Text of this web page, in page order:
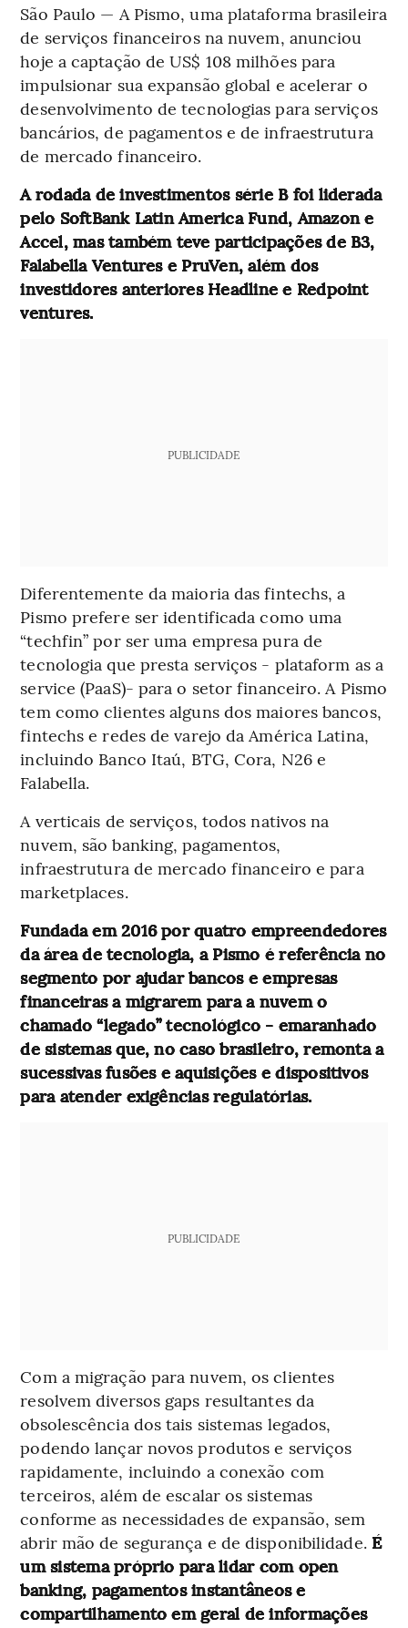
São Paulo — A Pismo, uma plataforma brasileira
de serviços financeiros na nuvem, anunciou
hoje a captação de US$ 108 milhões para
impulsionar sua expansão global e acelerar o
desenvolvimento de tecnologias para serviços
bancários, de pagamentos e de infraestrutura
de mercado financeiro.
A rodada de investimentos série B foi liderada
pelo SoftBank Latin America Fund, Amazon e
Accel, mas também teve participações de B3,
Falabella Ventures e PruVen, além dos
investidores anteriores Headline e Redpoint
ventures.
PUBLICIDADE
Diferentemente da maioria das fintechs, a
Pismo prefere ser identificada como uma
“techfin” por ser uma empresa pura de
tecnologia que presta serviços - plataform as a
service (PaaS)- para o setor financeiro. A Pismo
tem como clientes alguns dos maiores bancos,
fintechs e redes de varejo da América Latina,
incluindo Banco Itaú, BTG, Cora, N26 e
Falabella.
A verticais de serviços, todos nativos na
nuvem, são banking, pagamentos,
infraestrutura de mercado financeiro e para
marketplaces.
Fundada em 2016 por quatro empreendedores
da área de tecnologia, a Pismo é referência no
segmento por ajudar bancos e empresas
financeiras a migrarem para a nuvem o
chamado “legado” tecnológico - emaranhado
de sistemas que, no caso brasileiro, remonta a
sucessivas fusões e aquisições e dispositivos
para atender exigências regulatórias.
PUBLICIDADE
Com a migração para nuvem, os clientes
resolvem diversos gaps resultantes da
obsolescência dos tais sistemas legados,
podendo lançar novos produtos e serviços
rapidamente, incluindo a conexão com
terceiros, além de escalar os sistemas
conforme as necessidades de expansão, sem
abrir mão de segurança e de disponibilidade. É
um sistema próprio para lidar com open
banking, pagamentos instantâneos e
compartilhamento em geral de informações